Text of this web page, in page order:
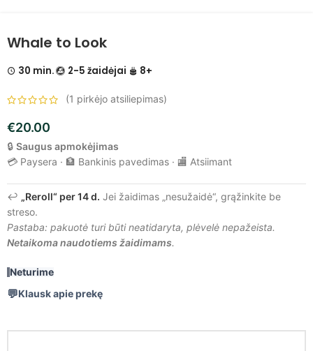
Whale to Look
30 min. 2-5 žaidėjai 8+
(1 pirkėjo atsiliepimas)
€20.00
🔒 Saugus apmokėjimas
💳 Paysera · 🏦 Bankinis pavedimas · 🏬 Atsiimant
↩️ „Reroll“ per 14 d. Jei žaidimas „nesužaidė“, grąžinkite be
streso.
Pastaba: pakuotė turi būti neatidaryta, plėvelė nepažeista.
Netaikoma naudotiems žaidimams.
Neturime
Klausk apie prekę